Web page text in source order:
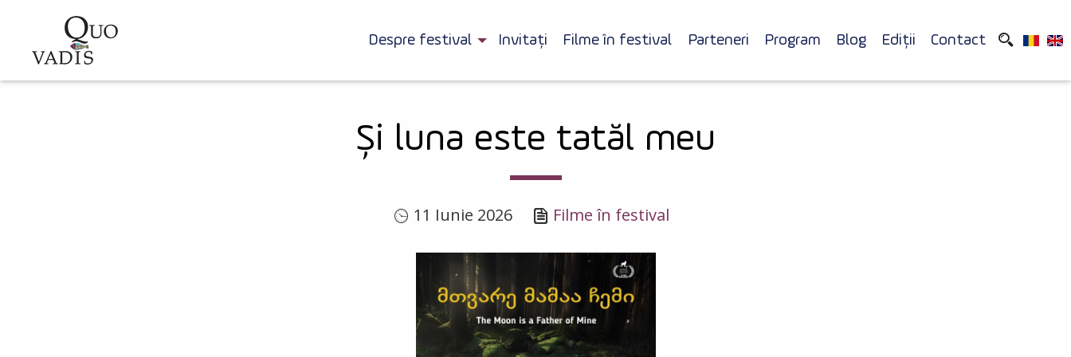
Sari la conținutul principal
Navigare
Despre festival Invitați Filme în festival Parteneri Program Blog Ediții Contact
Și luna este tatăl meu
11 Iunie 2026 Filme în festival